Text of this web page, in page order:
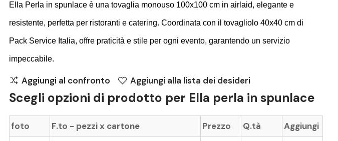
Ella Perla in spunlace è una tovaglia monouso 100x100 cm in airlaid, elegante e
resistente, perfetta per ristoranti e catering. Coordinata con il tovagliolo 40x40 cm di
Pack Service Italia, offre praticità e stile per ogni evento, garantendo un servizio
impeccabile.
Aggiungi al confronto Aggiungi alla lista dei desideri
Scegli opzioni di prodotto per Ella perla in spunlace
foto F.to - pezzi x cartone Prezzo Q.tà
Aggiungi